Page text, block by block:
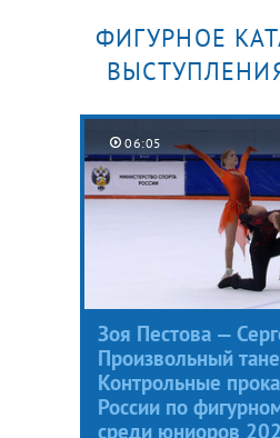
ФИГУРНОЕ
06:05
Зоя Пестова —
Произвольный
Контрольные
России по
среди юниоров